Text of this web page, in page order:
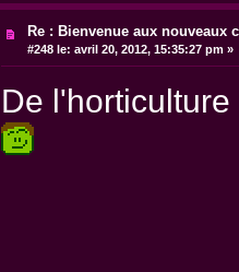
Re : Bienvenue aux nouveaux
#248 le: avril 20, 2012, 15:35:27 pm »
De